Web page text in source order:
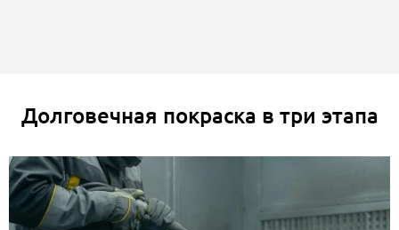
Долговечная покраска в три этапа